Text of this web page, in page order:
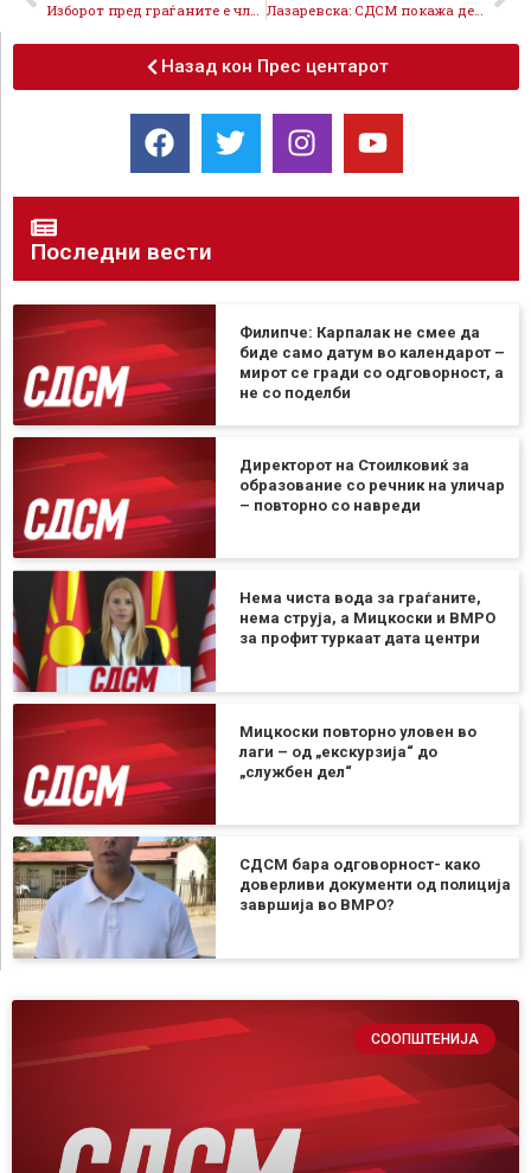
Лазаревска: СДСМ покажа дека жените ги третира како рамноправни партнери
Назад кон Прес центарот
Последни вести
Филипче: Карпалак не смее да
биде само датум во календарот –
мирот се гради со одговорност, а
не со поделби
Директорот на Стоилковиќ за
образование со речник на уличар
– повторно со навреди
Нема чиста вода за граѓаните,
нема струја, а Мицкоски и ВМРО
за профит туркаат дата центри
Мицкоски повторно уловен во
лаги – од „екскурзија“ до
„службен дел“
СДСМ бара одговорност- како
доверливи документи од полиција
завршија во ВМРО?
СООПШТЕНИЈА